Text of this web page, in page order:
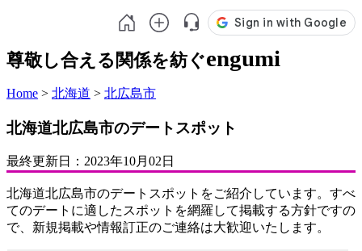
尊敬し合える関係を紡ぐengumi
Home > 北海道 > 北広島市
北海道北広島市のデートスポット
最終更新日： 2023年10月02日
北海道北広島市のデートスポットをご紹介しています。すべ
てのデートに適したスポットを網羅して掲載する方針ですの
で、新規掲載や情報訂正のご連絡は大歓迎いたします。